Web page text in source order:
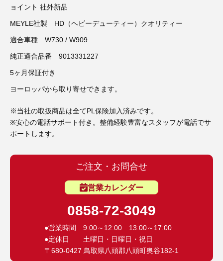
ホイールロック取り外しツール（6）
その他（12）
ョイント 社外新品
MEYLE社製 HD（ヘビーデューティー）クオリティー
適合車種 W730 / W909
純正適合品番 9013331227
5ヶ月保証付き
ヨーロッパから取り寄せできます。
※当社の取扱商品は全てPL保険加入済みです。
※安心の電話サポート付き。整備経験豊富なスタッフが電話でサ
ポートします。
ご注文・お問合せ
営業カレンダー
0858-72-3049
●営業時間 9:00～12:00 13:00～17:00
●定休日 土曜日・日曜日・祝日
〒680-0427 鳥取県八頭郡八頭町奥谷182-1